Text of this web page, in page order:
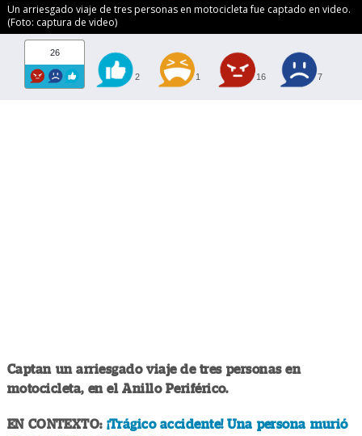
Un arriesgado viaje de tres personas en motocicleta fue captado en video.
(Foto: captura de video)
26
2 1 16 7
Captan un arriesgado viaje de tres personas en
motocicleta, en el Anillo Periférico.
EN CONTEXTO: ¡Trágico accidente! Una persona murió